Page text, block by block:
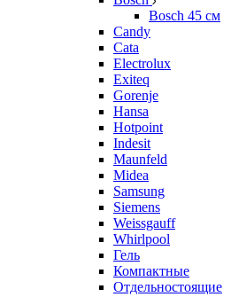
Bosch 45 см
Candy
Cata
Electrolux
Exiteq
Gorenje
Hansa
Hotpoint
Indesit
Maunfeld
Midea
Samsung
Siemens
Weissgauff
Whirlpool
Гель
Компактные
Отдельностоящие